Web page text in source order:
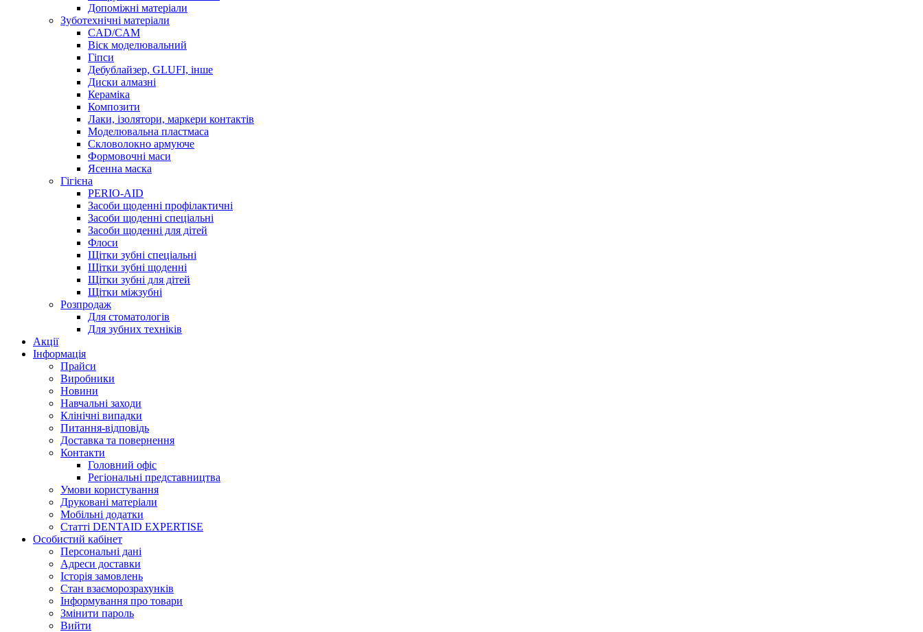
Допоміжні матеріали
Зуботехнічні матеріали
CAD/CAM
Віск моделювальний
Гіпси
Дебублайзер, GLUFI, інше
Диски алмазні
Кераміка
Композити
Лаки, ізолятори, маркери контактів
Моделювальна пластмаса
Скловолокно армуюче
Формовочні маси
Ясенна маска
Гігієна
PERIO-AID
Засоби щоденні профілактичні
Засоби щоденні спеціальні
Засоби щоденні для дітей
Флоси
Щітки зубні спеціальні
Щітки зубні щоденні
Щітки зубні для дітей
Щітки міжзубні
Розпродаж
Для стоматологів
Для зубних техніків
Акції
Інформація
Прайси
Виробники
Новини
Навчальні заходи
Клінічні випадки
Питання-відповідь
Доставка та повернення
Контакти
Головний офіс
Регіональні представництва
Умови користування
Друковані матеріали
Мобільні додатки
Статті DENTAID EXPERTISE
Особистий кабінет
Персональні дані
Адреси доставки
Історія замовлень
Стан взаєморозрахунків
Інформування про товари
Змінити пароль
Вийти